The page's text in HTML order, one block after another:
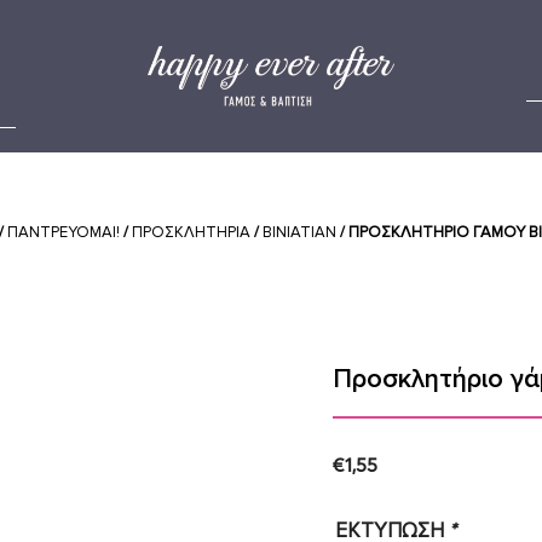
/ΠΑΝΤΡΕΥΟΜΑΙ! /ΠΡΟΣΚΛΗΤΉΡΙΑ/BINIATIAN / ΠΡΟΣΚΛΗΤΉΡΙΟ ΓΆΜΟΥ
Προσκλητήριο
€1,55
ΕΚΤΥΠΩΣΗ *